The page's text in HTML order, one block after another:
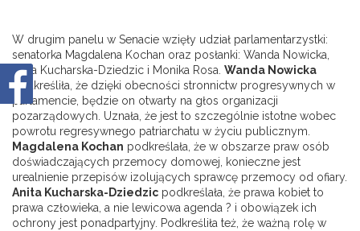
W drugim panelu w Senacie wzięły udział parlamentarzystki:
senatorka Magdalena Kochan oraz posłanki: Wanda Nowicka,
Anita Kucharska-Dziedzic i Monika Rosa. Wanda Nowicka
podkreśliła, że dzięki obecności stronnictw progresywnych w
parlamencie, będzie on otwarty na głos organizacji
pozarządowych. Uznała, że jest to szczególnie istotne wobec
powrotu regresywnego patriarchatu w życiu publicznym.
Magdalena Kochan podkreślała, że w obszarze praw osób
doświadczających przemocy domowej, konieczne jest
urealnienie przepisów izolujących sprawcę przemocy od ofiary.
Anita Kucharska-Dziedzic podkreślała, że prawa kobiet to
prawa człowieka, a nie lewicowa agenda ? i obowiązek ich
ochrony jest ponadpartyjny. Podkreśliła też, że ważną rolę w